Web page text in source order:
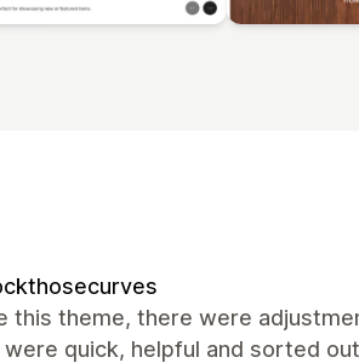
this theme, there were
quick, helpful and sorted